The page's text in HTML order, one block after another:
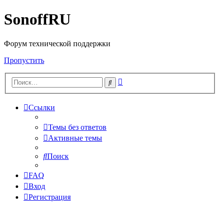
SonoffRU
Форум технической поддержки
Пропустить
Поиск
Ссылки
Темы без ответов
Активные темы
Поиск
FAQ
Вход
Регистрация